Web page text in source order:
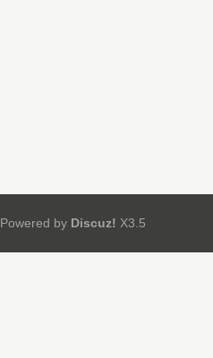
Powered by Discuz! X3.5